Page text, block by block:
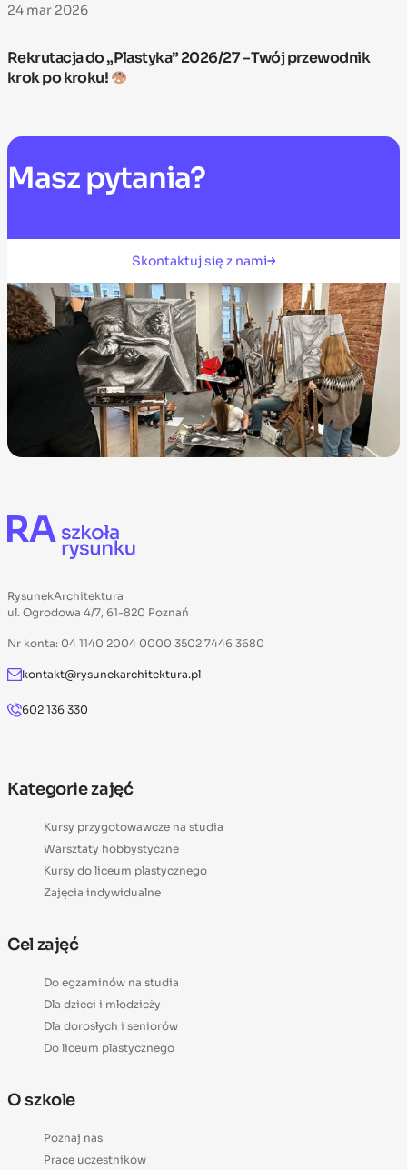
24 mar 2026
Rekrutacja do „Plastyka” 2026/27 – Twój przewodnik
krok po kroku!
Masz pytania?
Skontaktuj się z nami
RysunekArchitektura
ul. Ogrodowa 4/7, 61-820 Poznań
Nr konta: 04 1140 2004 0000 3502 7446 3680
kontakt@rysunekarchitektura.pl
602 136 330
Kategorie zajęć
Kursy przygotowawcze na studia
Warsztaty hobbystyczne
Kursy do liceum plastycznego
Zajęcia indywidualne
Cel zajęć
Do egzaminów na studia
Dla dzieci i młodzieży
Dla dorosłych i seniorów
Do liceum plastycznego
O szkole
Poznaj nas
Prace uczestników